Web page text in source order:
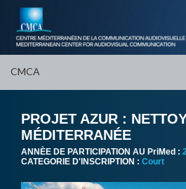
CMCA
PROJET AZUR :
MÉDITERRANÉE
ANNÈE DE PARTICIPATION AU PriMed :
CATEGORIE D'INSCRIPTION : Court